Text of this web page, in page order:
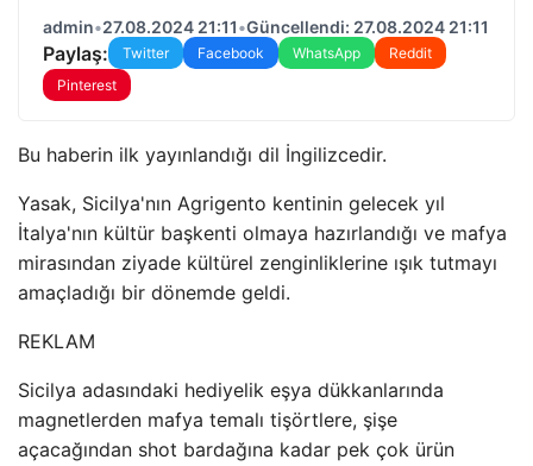
admin•27.08.2024 21:11•Güncellendi: 27.08.2024 21:11
Paylaş: Twitter Facebook WhatsApp
Reddit
Pinterest
Bu haberin ilk yayınlandığı dil İngilizcedir.
Yasak, Sicilya'nın Agrigento kentinin gelecek yıl
İtalya'nın kültür başkenti olmaya hazırlandığı ve mafya
mirasından ziyade kültürel zenginliklerine ışık tutmayı
amaçladığı bir dönemde geldi.
REKLAM
Sicilya adasındaki hediyelik eşya dükkanlarında
magnetlerden mafya temalı tişörtlere, şişe
açacağından shot bardağına kadar pek çok ürün